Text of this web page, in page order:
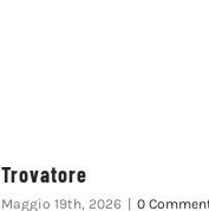
Trovatore
Maggio 19th, 2026 0